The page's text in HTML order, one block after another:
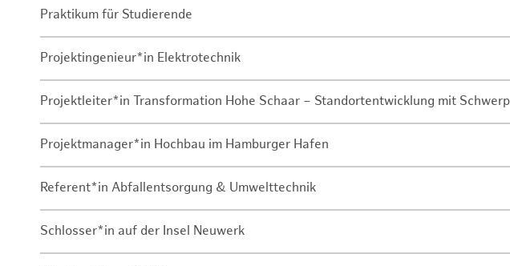
Praktikum für Studierende
Projektingenieur*in Elektrotechnik
Projektleiter*in Transformation Hohe Schaar – Standortentwicklung mit
Projektmanager*in Hochbau im Hamburger Hafen
Referent*in Abfallentsorgung & Umwelttechnik
Schlosser*in auf der Insel Neuwerk